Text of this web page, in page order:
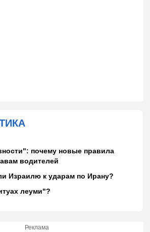
почему новые правила
водителей
Израилю к ударам по Ирану?
леуми"?
Реклама